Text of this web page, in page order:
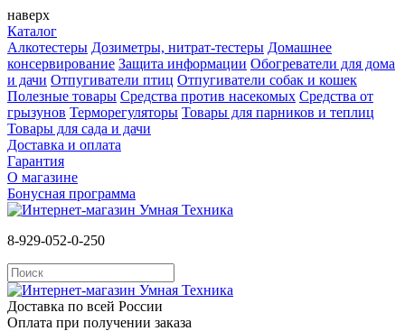
наверх
Каталог
Алкотестеры Дозиметры, нитрат-тестеры Домашнее
консервирование Защита информации Обогреватели для дома
и дачи Отпугиватели птиц Отпугиватели собак и кошек
Полезные товары Средства против насекомых Cредства от
грызунов Терморегуляторы Товары для парников и теплиц
Товары для сада и дачи
Доставка и оплата
Гарантия
О магазине
Бонусная программа
8-929-052-0-250
Доставка по всей России
Оплата при получении заказа